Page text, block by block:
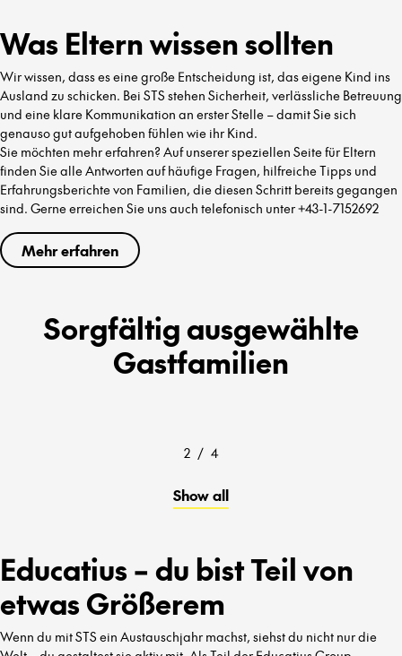
Was Eltern wissen sollten
Wir wissen, dass es eine große Entscheidung ist, das eigene Kind ins
Ausland zu schicken. Bei STS stehen Sicherheit, verlässliche Betreuung
und eine klare Kommunikation an erster Stelle – damit Sie sich
genauso gut aufgehoben fühlen wie ihr Kind.
Sie möchten mehr erfahren? Auf unserer speziellen Seite für Eltern
finden Sie alle Antworten auf häufige Fragen, hilfreiche Tipps und
Erfahrungsberichte von Familien, die diesen Schritt bereits gegangen
sind. Gerne erreichen Sie uns auch telefonisch unter +43-1-7152692
Mehr erfahren
Sorgfältig ausgewählte
Gastfamilien
2 / 4
Show all
Educatius – du bist Teil von
etwas Größerem
Wenn du mit STS ein Austauschjahr machst, siehst du nicht nur die